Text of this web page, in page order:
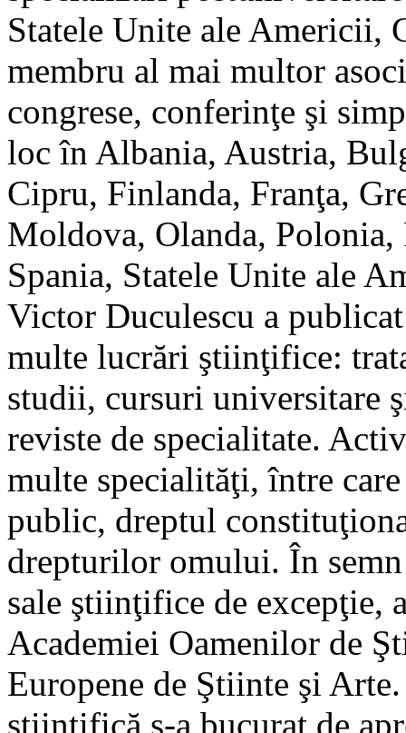
Statele Unite ale Americii,
membru al mai multor
congrese, conferinţe şi
loc în Albania, Austria,
Cipru, Finlanda, Franţa,
Moldova, Olanda, Polonia,
Spania, Statele Unite ale
Victor Duculescu a
multe lucrări ştiinţifice:
studii, cursuri universitare
reviste de specialitate.
multe specialităţi, între
public, dreptul
drepturilor omului. În
sale ştiinţifice de excepţie,
Academiei Oamenilor de
Europene de Ştiinte şi
ştiinţifică s-a bucurat de